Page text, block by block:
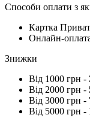
Способи оплати з
Картка
Онлайн-
Знижки
Від 1000 грн -
Від 2000 грн -
Від 3000 грн -
Від 5000 грн -